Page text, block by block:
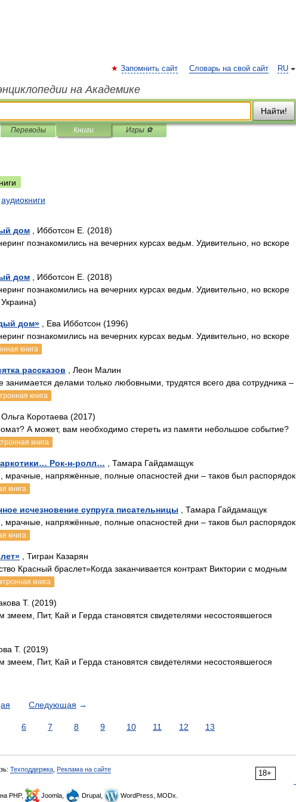
RU
Запомнить сайт Словарь на свой сайт
на Академике
Найти!
Переводы Книги Игры ⚽
аудиокниги
дом , Ибботсон Е. (2018)
познакомились на вечерних курсах ведьм. Удивительно, но вскоре
дом , Ибботсон Е. (2018)
познакомились на вечерних курсах ведьм. Удивительно, но вскоре
дом» , Ева Ибботсон (1996)
познакомились на вечерних курсах ведьм. Удивительно, но вскоре
книга
рассказов , Леон Малин
занимается делами только любовными, трудятся всего два сотрудника –
книга
Ольга Коротаева (2017)
А может, вам необходимо стереть из памяти небольшое событие?
книга
Рок-н-ролл… , Тамара Гайдамащук
мрачные, напряжённые, полные опасностей дни – таков был распорядок
книга
исчезновение супруга писательницы , Тамара Гайдамащук
мрачные, напряжённые, полные опасностей дни – таков был распорядок
книга
, Тигран Казарян
Красный браслет»Когда заканчивается контракт Виктории с модным
книга
Т. (2019)
змеем, Пит, Кай и Герда становятся свидетелями несостоявшегося
Т. (2019)
змеем, Пит, Кай и Герда становятся свидетелями несостоявшегося
Следующая →
6 7 8 9 10 11 12 13
18+
Техподдержка Реклама на сайте
PHP, Joomla, Drupal, WordPress, MODx.